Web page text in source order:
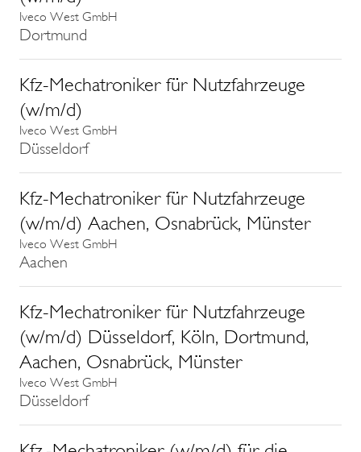
Iveco West GmbH
Dortmund
Kfz-Mechatroniker für Nutzfahrzeuge
(w/m/d)
Iveco West GmbH
Düsseldorf
Kfz-Mechatroniker für Nutzfahrzeuge
(w/m/d) Aachen, Osnabrück, Münster
Iveco West GmbH
Aachen
Kfz-Mechatroniker für Nutzfahrzeuge
(w/m/d) Düsseldorf, Köln, Dortmund,
Aachen, Osnabrück, Münster
Iveco West GmbH
Düsseldorf